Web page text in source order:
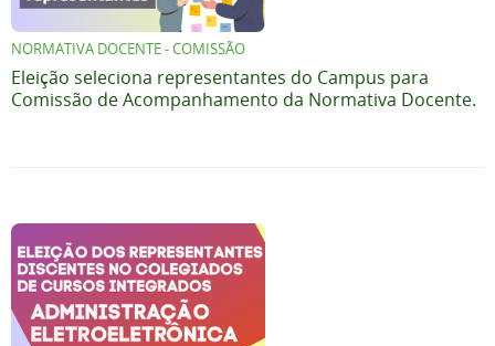
NORMATIVA DOCENTE - COMISSÃO
Eleição seleciona representantes do Campus para
Comissão de Acompanhamento da Normativa Docente.